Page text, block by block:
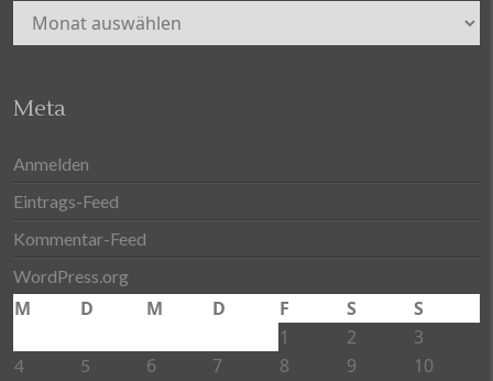
Archiv
Meta
Anmelden
Eintrags-Feed
Kommentar-Feed
WordPress.org
M D M D F S
S
1
2 3
4 5 6 7 8 9 10